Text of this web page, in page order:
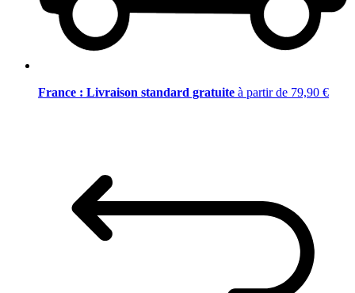
France : Livraison standard gratuite à partir de 79,90 €